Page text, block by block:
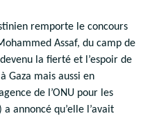
remporte le concours
Assaf, du camp de
la fierté et l’espoir de
Gaza mais aussi en
de l’ONU pour les
annoncé qu’elle l’avait